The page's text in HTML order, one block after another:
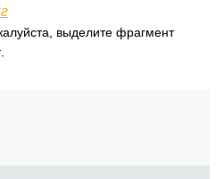
выделите фрагмент